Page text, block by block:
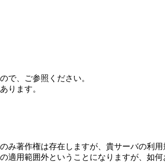
で、ご参照ください。
ります。
み著作権は存在しますが、貴サーバの利
用範囲外ということになりますが、如何